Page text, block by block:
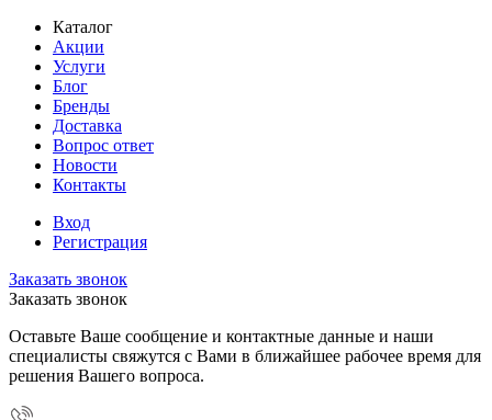
Каталог
Акции
Услуги
Блог
Бренды
Доставка
Вопрос ответ
Новости
Контакты
Вход
Регистрация
Заказать звонок
Заказать звонок
Оставьте Ваше сообщение и контактные данные и наши
специалисты свяжутся с Вами в ближайшее рабочее время для
решения Вашего вопроса.